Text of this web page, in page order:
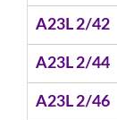
A23L 2/42
A23L 2/44
A23L 2/46